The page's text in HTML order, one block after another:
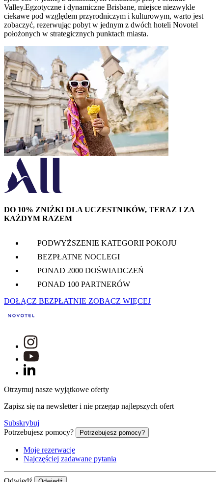
Valley.Egzotyczne i dynamiczne Brisbane, miejsce niezwykle
ciekawe pod względem przyrodniczym i kulturowym, warto jest
zobaczyć, rezerwując pobyt w jednym z dwóch hoteli Novotel
położonych w strategicznych punktach miasta.
DO 10% ZNIŻKI DLA UCZESTNIKÓW, TERAZ I ZA
KAŻDYM RAZEM
PODWYŻSZENIE KATEGORII POKOJU
BEZPŁATNE NOCLEGI
PONAD 2000 DOŚWIADCZEŃ
PONAD 100 PARTNERÓW
DOŁĄCZ BEZPŁATNIE ZOBACZ WIĘCEJ
Otrzymuj nasze wyjątkowe oferty
Zapisz się na newsletter i nie przegap najlepszych ofert
Subskrybuj
Potrzebujesz pomocy?
Potrzebujesz pomocy?
Moje rezerwacje
Najczęściej zadawane pytania